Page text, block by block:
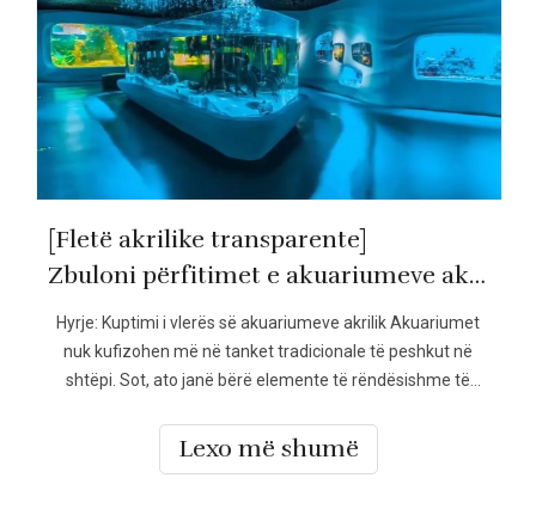
[Fletë akrilike transparente]
Zbuloni përfitimet e akuariumeve akrilik: Pse akriliku është materiali ideal për projektet moderne të akuariumit
Hyrje: Kuptimi i vlerës së akuariumeve akrilik Akuariumet
nuk kufizohen më në tanket tradicionale të peshkut në
shtëpi. Sot, ato janë bërë elemente të rëndësishme të
publike, rezidencat private dhe mjedise arkitekturore.
Lexo më shumë